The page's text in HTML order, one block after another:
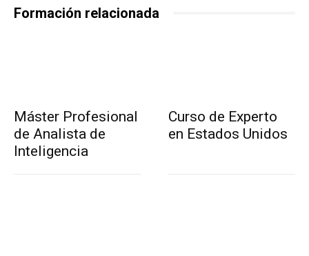
Formación relacionada
Máster Profesional
de Analista de
Inteligencia
Curso de Experto
en Estados Unidos